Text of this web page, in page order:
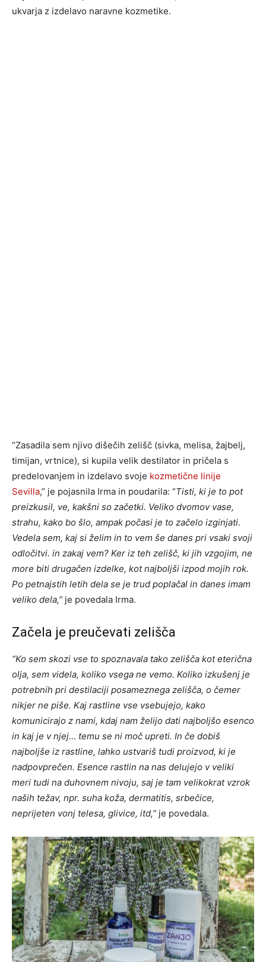
ukvarja z izdelavo naravne kozmetike.
“Zasadila sem njivo dišečih zelišč (sivka, melisa, žajbelj,
timijan, vrtnice), si kupila velik destilator in pričela s
predelovanjem in izdelavo svoje kozmetične linije
Sevilla,” je pojasnila Irma in poudarila: “Tisti, ki je to pot
preizkusil, ve, kakšni so začetki. Veliko dvomov vase,
strahu, kako bo šlo, ampak počasi je to začelo izginjati.
Vedela sem, kaj si želim in to vem še danes pri vsaki svoji
odločitvi. in zakaj vem? Ker iz teh zelišč, ki jih vzgojim, ne
more biti drugačen izdelke, kot najboljši izpod mojih rok.
Po petnajstih letih dela se je trud poplačal in danes imam
veliko dela,” je povedala Irma.
Začela je preučevati zelišča
“Ko sem skozi vse to spoznavala tako zelišča kot eterična
olja, sem videla, koliko vsega ne vemo. Koliko izkušenj je
potrebnih pri destilaciji posameznega zelišča, o čemer
nikjer ne piše. Kaj rastline vse vsebujejo, kako
komunicirajo z nami, kdaj nam želijo dati najboljšo esenco
in kaj je v njej… temu se ni moč upreti. In če dobiš
najboljše iz rastline, lahko ustvariš tudi proizvod, ki je
nadpovprečen. Esence rastlin na nas delujejo v veliki
meri tudi na duhovnem nivoju, saj je tam velikokrat vzrok
naših težav, npr. suha koža, dermatitis, srbečice,
neprijeten vonj telesa, glivice, itd,” je povedala.